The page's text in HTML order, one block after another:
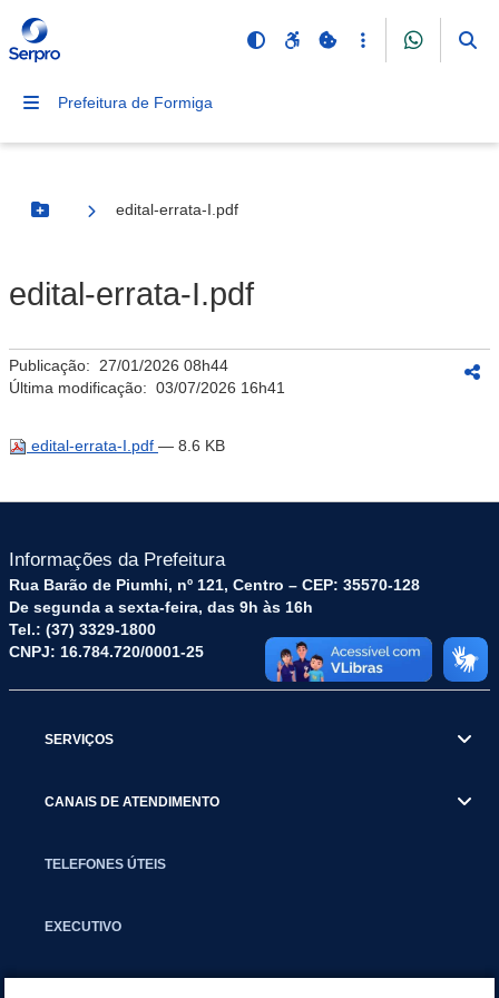
Prefeitura de Formiga
Botão Menu
edital-errata-I.pdf
edital-errata-I.pdf
Publicação: 27/01/2026 08h44
Última modificação: 03/07/2026 16h41
edital-errata-I.pdf — 8.6 KB
Informações da Prefeitura
Rua Barão de Piumhi, nº 121, Centro – CEP: 35570-128
De segunda a sexta-feira, das 9h às 16h
Tel.: (37) 3329-1800
CNPJ: 16.784.720/0001-25
SERVIÇOS
CANAIS DE ATENDIMENTO
TELEFONES ÚTEIS
EXECUTIVO